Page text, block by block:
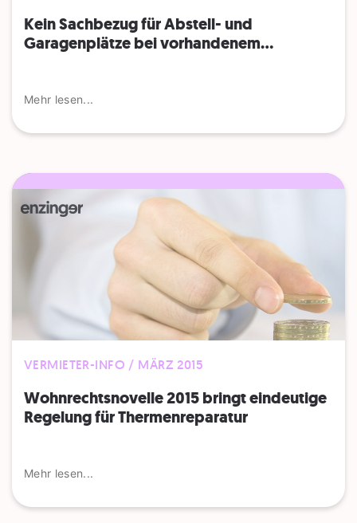
Kein Sachbezug für Abstell- und
Garagenplätze bei vorhandenem...
Mehr lesen...
VERMIETER-INFO / MÄRZ 2015
Wohnrechtsnovelle 2015 bringt eindeutige
Regelung für Thermenreparatur
Mehr lesen...